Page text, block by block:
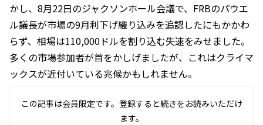
かし、8月22日のジャクソンホール会議で、FRBのパウエ
ル議長が市場の9月利下げ織り込みを追認したにもかかわ
らず、相場は110,000ドルを割り込む失速をみせました。
多くの市場参加者が首をかしげましたが、これはクライマ
ックスが近付いている兆候かもしれません。
この記事は会員限定です。登録すると続きをお読みいただけ
ます。